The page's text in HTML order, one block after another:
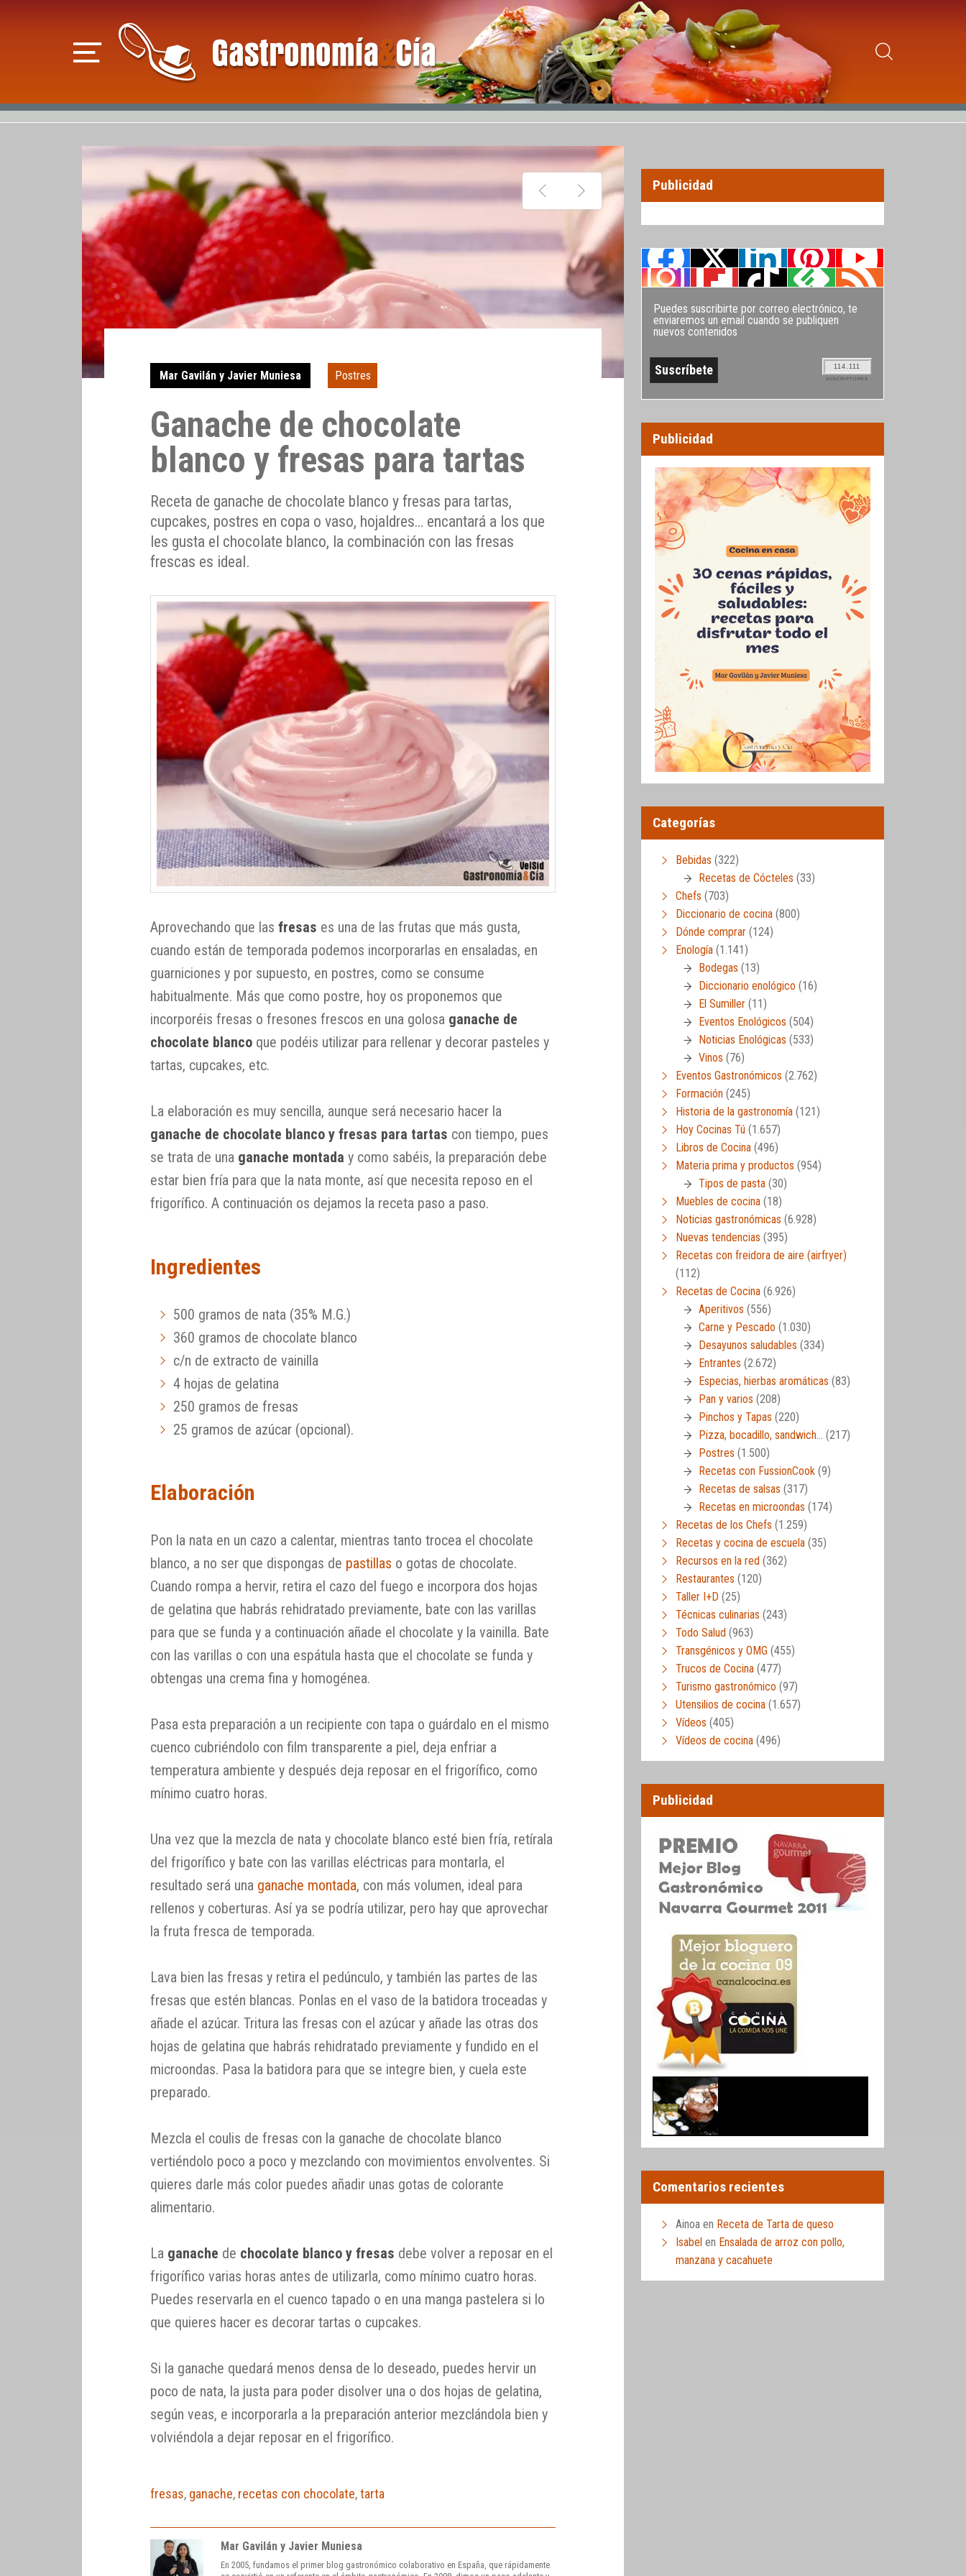
Mar Gavilán y Javier Muniesa Postres
Ganache de chocolate
blanco y fresas para tartas
Receta de ganache de chocolate blanco y fresas para tartas,
cupcakes, postres en copa o vaso, hojaldres… encantará a los que
les gusta el chocolate blanco, la combinación con las fresas
frescas es ideal.
Aprovechando que lasfresas es una de las frutas que más gusta,
cuando están de temporada podemos incorporarlas en ensaladas, en
guarniciones y por supuesto, en postres, como se consume
habitualmente. Más que como postre, hoy os proponemos que
incorporéis fresas o fresones frescos en una golosa ganache de
chocolate blanco que podéis utilizar para rellenar y decorar pasteles y
tartas, cupcakes, etc.
La elaboración es muy sencilla, aunque será necesario hacer la
ganache de chocolate blanco y fresas para tartas con tiempo, pues
se trata de una ganache montada y como sabéis, la preparación debe
estar bien fría para que la nata monte, así que necesita reposo en el
frigorífico. A continuación os dejamos la receta paso a paso.
Ingredientes
500 gramos de nata (35% M.G.)
360 gramos de chocolate blanco
c/n de extracto de vainilla
4 hojas de gelatina
250 gramos de fresas
25 gramos de azúcar (opcional).
Elaboración
Pon la nata en un cazo a calentar, mientras tanto trocea el chocolate
blanco, a no ser que dispongas de pastillas o gotas de chocolate.
Cuando rompa a hervir, retira el cazo del fuego e incorpora dos hojas
de gelatina que habrás rehidratado previamente, bate con las varillas
para que se funda y a continuación añade el chocolate y la vainilla. Bate
con las varillas o con una espátula hasta que el chocolate se funda y
obtengas una crema fina y homogénea.
Pasa esta preparación a un recipiente con tapa o guárdalo en el mismo
cuenco cubriéndolo con film transparente a piel, deja enfriar a
temperatura ambiente y después deja reposar en el frigorífico, como
mínimo cuatro horas.
Una vez que la mezcla de nata y chocolate blanco esté bien fría, retírala
del frigorífico y bate con las varillas eléctricas para montarla, el
resultado será una ganache montada, con más volumen, ideal para
rellenos y coberturas. Así ya se podría utilizar, pero hay que aprovechar
la fruta fresca de temporada.
Lava bien las fresas y retira el pedúnculo, y también las partes de las
fresas que estén blancas. Ponlas en el vaso de la batidora troceadas y
añade el azúcar. Tritura las fresas con el azúcar y añade las otras dos
hojas de gelatina que habrás rehidratado previamente y fundido en el
microondas. Pasa la batidora para que se integre bien, y cuela este
preparado.
Mezcla el coulis de fresas con la ganache de chocolate blanco
vertiéndolo poco a poco y mezclando con movimientos envolventes. Si
quieres darle más color puedes añadir unas gotas de colorante
alimentario.
La ganache de chocolate blanco y fresas debe volver a reposar en el
frigorífico varias horas antes de utilizarla, como mínimo cuatro horas.
Puedes reservarla en el cuenco tapado o en una manga pastelera si lo
que quieres hacer es decorar tartas o cupcakes.
Si la ganache quedará menos densa de lo deseado, puedes hervir un
poco de nata, la justa para poder disolver una o dos hojas de gelatina,
según veas, e incorporarla a la preparación anterior mezclándola bien y
volviéndola a dejar reposar en el frigorífico.
fresas, ganache, recetas con chocolate,tarta
Mar Gavilán y Javier Muniesa
En 2005, fundamos el primer blog gastronómico colaborativo en España, que rápidamente
Publicidad
Puedes suscribirte por correo electrónico, te
enviaremos un email cuando se publiquen
nuevos contenidos
114.111
SUSCRIPTORES
Publicidad
Categorías
Bebidas (322)
Recetas de Cócteles (33)
Chefs (703)
Diccionario de cocina (800)
Dónde comprar (124)
Enología (1.141)
Bodegas (13)
Diccionario enológico (16)
El Sumiller (11)
Eventos Enológicos (504)
Noticias Enológicas (533)
Vinos (76)
Eventos Gastronómicos (2.762)
Formación (245)
Historia de la gastronomía (121)
Hoy Cocinas Tú (1.657)
Libros de Cocina (496)
Materia prima y productos (954)
Tipos de pasta (30)
Muebles de cocina (18)
Noticias gastronómicas (6.928)
Nuevas tendencias (395)
Recetas con freidora de aire (airfryer)
(112)
Recetas de Cocina (6.926)
Aperitivos (556)
Carne y Pescado (1.030)
Desayunos saludables (334)
Entrantes (2.672)
Especias, hierbas aromáticas (83)
Pan y varios (208)
Pinchos y Tapas (220)
Pizza, bocadillo, sandwich… (217)
Postres (1.500)
Recetas con FussionCook (9)
Recetas de salsas (317)
Recetas en microondas (174)
Recetas de los Chefs (1.259)
Recetas y cocina de escuela (35)
Recursos en la red (362)
Restaurantes (120)
Taller I+D (25)
Técnicas culinarias (243)
Todo Salud (963)
Transgénicos y OMG (455)
Trucos de Cocina (477)
Turismo gastronómico (97)
Utensilios de cocina (1.657)
Vídeos (405)
Vídeos de cocina (496)
Publicidad
Comentarios recientes
Ainoa en Receta de Tarta de queso
Isabel en Ensalada de arroz con pollo,
manzana y cacahuete